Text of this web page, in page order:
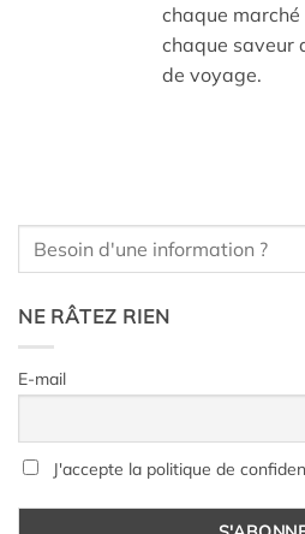
chaque
chaque saveur
de voyage.
NE RÂTEZ RIEN
E-mail
J'accepte la politique de